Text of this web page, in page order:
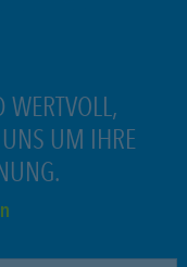
WERTVOLL,
UM IHRE